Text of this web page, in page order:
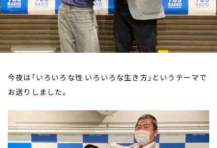
今夜は「いろいろな性 いろいろな生き方」というテーマで
お送りしました。